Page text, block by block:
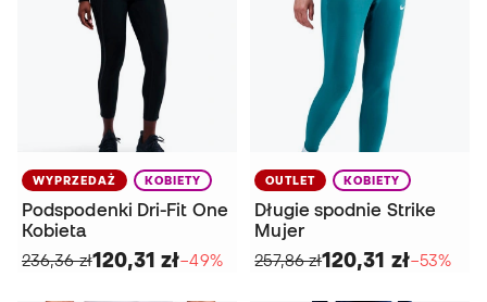
WYPRZEDAŻ KOBIETY
Podspodenki Dri-Fit One
Kobieta
236,36 zł120,31 zł−49%
OUTLET KOBIETY
Długie spodnie Strike
Mujer
257,86 zł120,31 zł−53%